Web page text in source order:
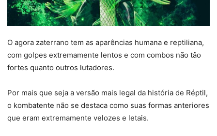
O agora zaterrano tem as aparências humana e reptiliana,
com golpes extremamente lentos e com combos não tão
fortes quanto outros lutadores.
Por mais que seja a versão mais legal da história de Réptil,
o kombatente não se destaca como suas formas anteriores
que eram extremamente velozes e letais.